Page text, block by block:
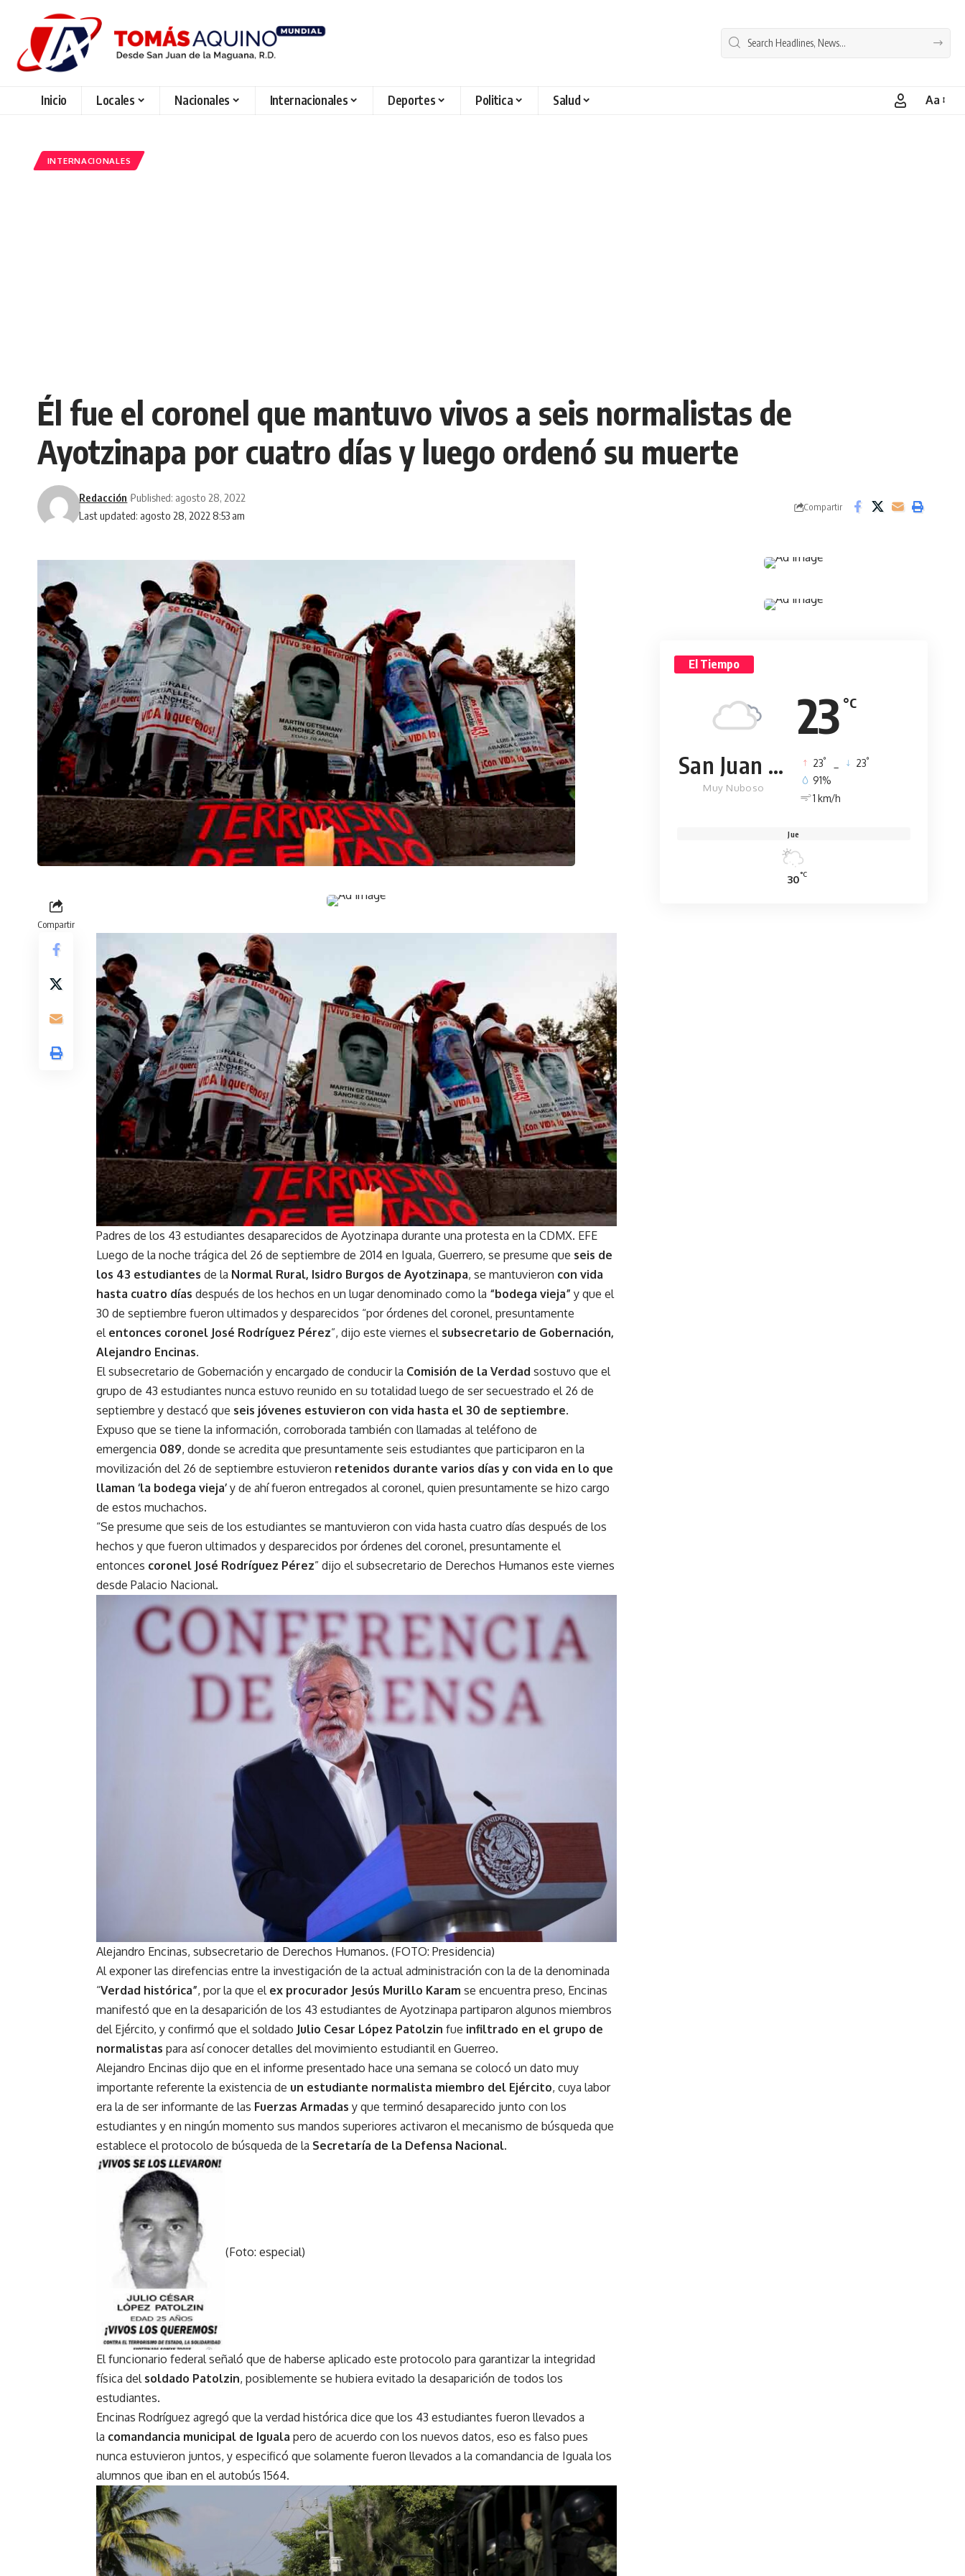
Inicio Locales Nacionales Internacionales Deportes Politica Salud
Font
Aa
INTERNACIONALES
Él fue el coronel que mantuvo vivos a seis normalistas de
Ayotzinapa por cuatro días y luego ordenó su muerte
Last updated: agosto 28, 2022 8:53 am
Redacción Published: agosto 28, 2022
Compartir
Compartir
Padres de los 43 estudiantes desaparecidos de Ayotzinapa durante una protesta en la CDMX. EFE
Luego de la noche trágica del 26 de septiembre de 2014 en Iguala, Guerrero, se presume que seis de
los 43 estudiantes de la Normal Rural, Isidro Burgos de Ayotzinapa, se mantuvieron con vida
hasta cuatro días después de los hechos en un lugar denominado como la “bodega vieja” y que el
30 de septiembre fueron ultimados y desparecidos “por órdenes del coronel, presuntamente
el entonces coronel José Rodríguez Pérez”, dijo este viernes el subsecretario de Gobernación,
Alejandro Encinas.
El subsecretario de Gobernación y encargado de conducir la Comisión de la Verdad sostuvo que el
grupo de 43 estudiantes nunca estuvo reunido en su totalidad luego de ser secuestrado el 26 de
septiembre y destacó que seis jóvenes estuvieron con vida hasta el 30 de septiembre.
Expuso que se tiene la información, corroborada también con llamadas al teléfono de
emergencia 089, donde se acredita que presuntamente seis estudiantes que participaron en la
movilización del 26 de septiembre estuvieron retenidos durante varios días y con vida en lo que
llaman ‘la bodega vieja’ y de ahí fueron entregados al coronel, quien presuntamente se hizo cargo
de estos muchachos.
“Se presume que seis de los estudiantes se mantuvieron con vida hasta cuatro días después de los
hechos y que fueron ultimados y desparecidos por órdenes del coronel, presuntamente el
entonces coronel José Rodríguez Pérez” dijo el subsecretario de Derechos Humanos este viernes
desde Palacio Nacional.
Alejandro Encinas, subsecretario de Derechos Humanos. (FOTO: Presidencia)
Al exponer las direfencias entre la investigación de la actual administración con la de la denominada
“Verdad histórica”, por la que el ex procurador Jesús Murillo Karam se encuentra preso, Encinas
manifestó que en la desaparición de los 43 estudiantes de Ayotzinapa partiparon algunos miembros
del Ejército, y confirmó que el soldado Julio Cesar López Patolzin fue infiltrado en el grupo de
normalistas para así conocer detalles del movimiento estudiantil en Guerreo.
Alejandro Encinas dijo que en el informe presentado hace una semana se colocó un dato muy
importante referente la existencia de un estudiante normalista miembro del Ejército, cuya labor
era la de ser informante de las Fuerzas Armadas y que terminó desaparecido junto con los
estudiantes y en ningún momento sus mandos superiores activaron el mecanismo de búsqueda que
establece el protocolo de búsqueda de la Secretaría de la Defensa Nacional.
(Foto: especial)
El funcionario federal señaló que de haberse aplicado este protocolo para garantizar la integridad
física del soldado Patolzin, posiblemente se hubiera evitado la desaparición de todos los
estudiantes.
Encinas Rodríguez agregó que la verdad histórica dice que los 43 estudiantes fueron llevados a
la comandancia municipal de Iguala pero de acuerdo con los nuevos datos, eso es falso pues
nunca estuvieron juntos, y especificó que solamente fueron llevados a la comandancia de Iguala los
alumnos que iban en el autobús 1564.
El Tiempo
23 °C
San Juan de la Maguana
Muy Nuboso
23° 23°
91%
1 km/h
Jue
30°C